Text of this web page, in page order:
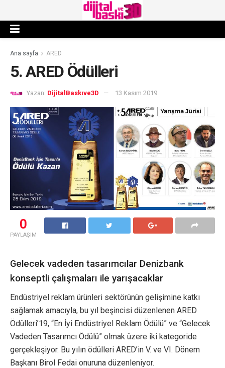
Ana sayfa ARED
5. ARED Ödülleri
Yazan: DijitalBaskıve3D 13 Kasım 2019
0
PAYLAŞIM
Gelecek vadeden tasarımcılar Denizbank
konseptli çalışmaları ile yarışacaklar
Endüstriyel reklam ürünleri sektörünün gelişimine katkı
sağlamak amacıyla, bu yıl beşincisi düzenlenen ARED
Ödülleri’19, “En İyi Endüstriyel Reklam Ödülü” ve “Gelecek
Vadeden Tasarımcı Ödülü” olmak üzere iki kategoride
gerçekleşiyor. Bu yılın ödülleri ARED’in V. ve VI. Dönem
Başkanı Birol Fedai onuruna düzenleniyor.